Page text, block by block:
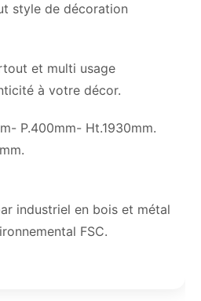
style de décoration
et multi usage
à votre décor.
P.400mm- Ht.1930mm.
industriel en bois et métal
FSC.